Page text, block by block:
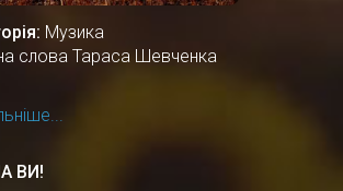
Музика
на слова Тараса Шевченка
ВИ!